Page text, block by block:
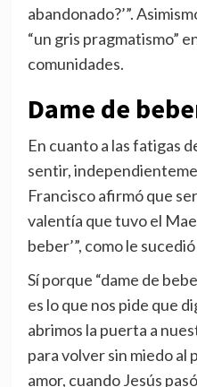
abandonado?’”.
“un gris pragmatismo”
comunidades.
Dame de
En cuanto a las fatigas
sentir,
Francisco afirmó que
valentía que tuvo el
beber’”, como le
Sí porque “dame de
es lo que nos pide que
abrimos la puerta a
para volver sin miedo
amor, cuando Jesús